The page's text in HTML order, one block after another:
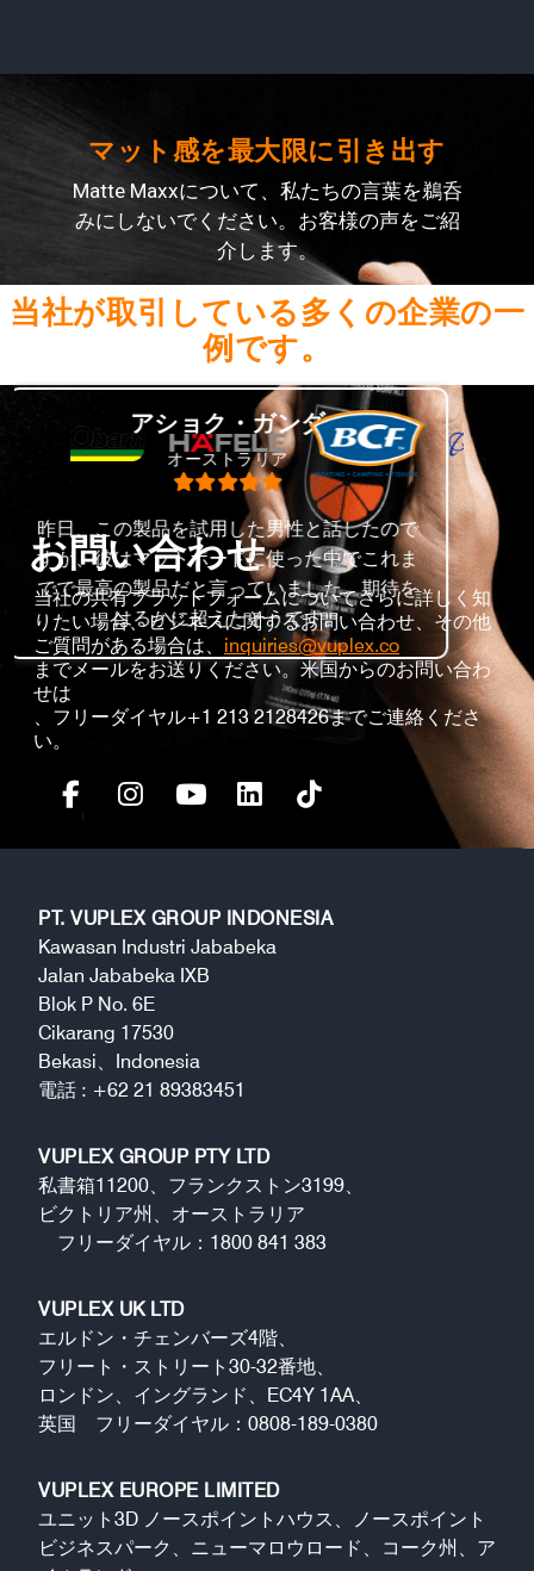
マット感を最大限に引き出す
Matte Maxxについて、私たちの言葉を鵜呑
みにしないでください。お客様の声をご紹
介します。
‹ ›
ョク・ガンダ
オーストラリア
試用した男性と話したので
ボードに使った中でこれま
と言っていました。期待を
に超えたそうです。
イアン・W
オース
マットブラックのキ
ですが、以前は汚れ
に目立っていたのが
ットマックスはこの
た。素早く簡単に使
ナーなら誰もが持っ
す。自信を持って
当社が取引している多くの企業の一
例です。
お問い合わせ
当社の共有プラットフォームについてさらに詳しく知
りたい場合、ビジネスに関するお問い合わせ、その他
ご質問がある場合は、 inquiries@vuplex.co
までメールをお送りください。米国からのお問い合わ
せは
、フリーダイヤル+1 213 2128426までご連絡くださ
い。
PT. VUPLEX GROUP INDONESIA
Kawasan Industri Jababeka
Jalan Jababeka IXB
Blok P No. 6E
Cikarang 17530
Bekasi、Indonesia
電話 : +62 21 89383451
VUPLEX GROUP PTY LTD
私書箱11200、フランクストン3199、
ビクトリア州、オーストラリア
フリーダイヤル：1800 841 383
VUPLEX UK LTD
エルドン・チェンバーズ4階、
フリート・ストリート30-32番地、
ロンドン、イングランド、EC4Y 1AA、
英国 フリーダイヤル：0808-189-0380
VUPLEX EUROPE LIMITED
ユニット3D ノースポイントハウス、ノースポイント
ビジネスパーク、ニューマロウロード、コーク州、ア